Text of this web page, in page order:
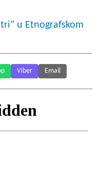
u Etnografskom
Viber Email